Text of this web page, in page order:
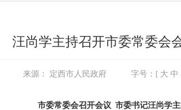
汪尚学主持召开市委常委会
来源： 定西市人民政府 字号：[ 大 中
市委常委会召开会议 市委书记汪尚学